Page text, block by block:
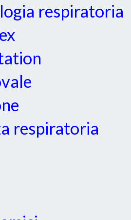
respiratoria
respiratoria